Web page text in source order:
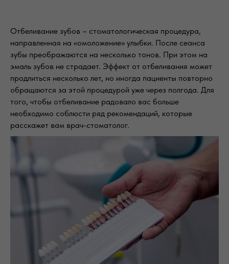
Отбеливание зубов – стоматологическая процедура,
направленная на «омоложение» улыбки. После сеанса
зубы преображаются на несколько тонов. При этом на
эмаль зубов не страдает. Эффект от отбеливания может
продлиться несколько лет, но иногда пациенты повторно
обращаются за этой процедурой уже через полгода. Для
того, чтобы отбеливание радовало вас больше
необходимо соблюсти ряд рекомендаций, которые
расскажет вам врач-стоматолог.